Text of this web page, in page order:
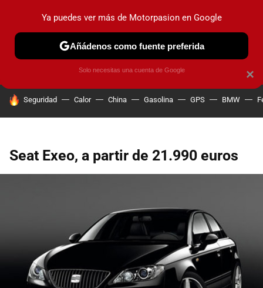
PRUEBAS COCHES ELÉCTRICOS OBSERVATORIO
HOY SE HABLA DE
Seguridad Calor China Gasolina GPS BMW
Seat Exeo, a partir de 21.990 euros
×
Ya puedes ver más de Motorpasion en Google
Añádenos como fuente preferida
Solo necesitas una cuenta de Google